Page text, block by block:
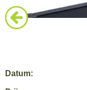
Datum: